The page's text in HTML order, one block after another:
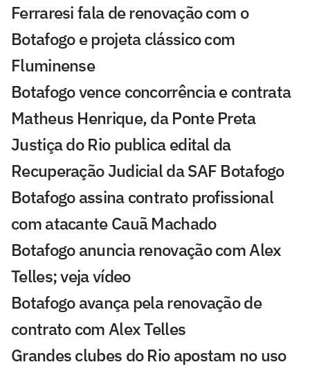
Ferraresi fala de renovação com o
Botafogo e projeta clássico com
Fluminense
Botafogo vence concorrência e contrata
Matheus Henrique, da Ponte Preta
Justiça do Rio publica edital da
Recuperação Judicial da SAF Botafogo
Botafogo assina contrato profissional
com atacante Cauã Machado
Botafogo anuncia renovação com Alex
Telles; veja vídeo
Botafogo avança pela renovação de
contrato com Alex Telles
Grandes clubes do Rio apostam no uso